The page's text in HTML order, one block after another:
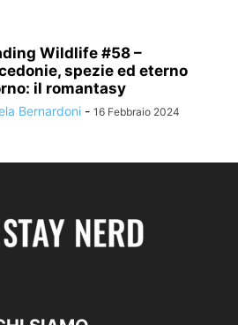
Wildlife #58 –
spezie ed eterno
il romantasy
Bernardoni - 16 Febbraio 2024